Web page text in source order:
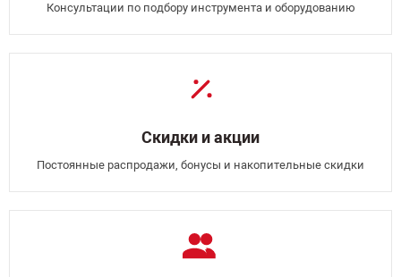
Консультации по подбору инструмента и оборудованию
Скидки и акции
Постоянные распродажи, бонусы и накопительные скидки